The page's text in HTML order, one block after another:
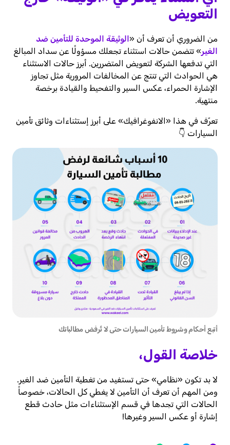
التعويض
من الضروري أن تعرف أن «الوثيقة الموحدة للتأمين ضد
الغير» تتضمن حالات استثناء تجعلك مسؤولًا عن سداد المبالغ
التي تدفعها الشركة لتعويض المتضررين. أبرز حالات الاستثناء
هي الحوادث التي تنتج عن المخالفات المرورية مثل تجاوز
الإشارة الحمراء، عكس السير والتفحيط والقيادة برخصة
منتهية.
تعرّف في هذا «الانفوغرافيك» على أبرز إستثناءات وثائق تأمين
السيارات 👇
أتبع أحكام وشروط تأمين السيارات حتى لا تٌرفض مطالباتك
خلاصة القول،
لا بد تكون «نظامي» حتى تستفيد من تغطية التأمين ضد الغير.
ومن المهم أن تعرف أن التأمين لا يغطي كل الحالات، خصوصاً
الحالات التي تجدها في قسم الإستثناءات مثل حادث قطع
إشارة أو عكس السير وغيرها!